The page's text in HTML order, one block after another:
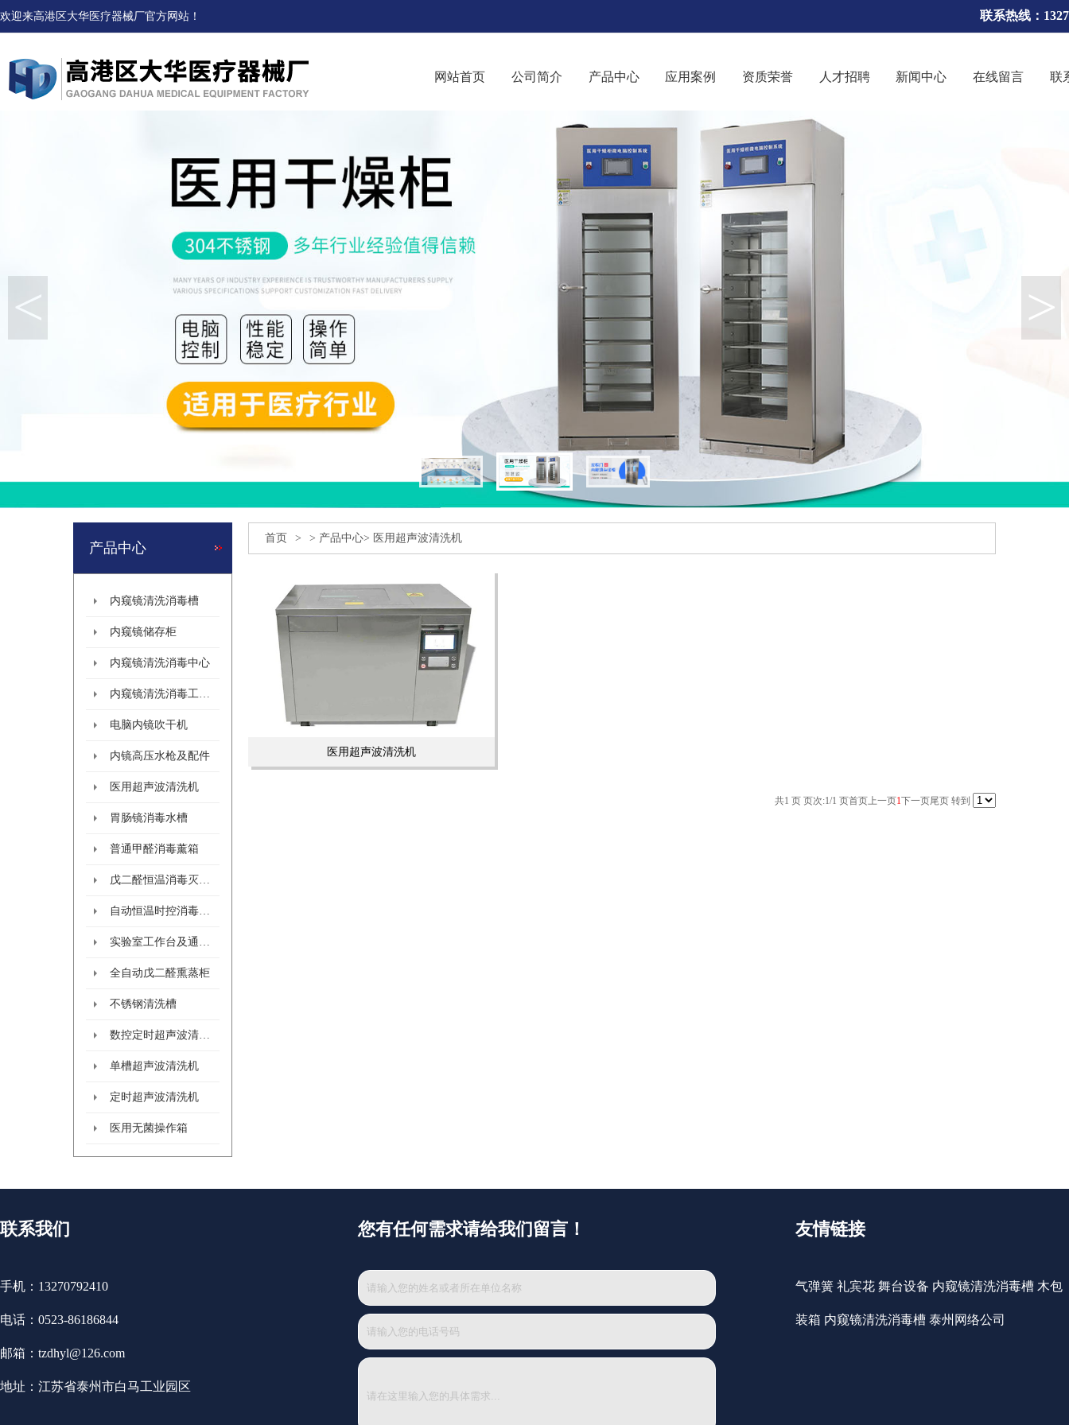
欢迎来高港区大华医疗器械厂官方网站！ 联系热线：
网站首页 公司简介 产品中心 应用案例 资质荣誉 人才招聘 新闻中心 在线留言 联
< >
产品中心
内窥镜清洗消毒槽
内窥镜储存柜
内窥镜清洗消毒中心
内窥镜清洗消毒工作站
电脑内镜吹干机
内镜高压水枪及配件
医用超声波清洗机
胃肠镜消毒水槽
普通甲醛消毒薰箱
戊二醛恒温消毒灭菌柜
自动恒温时控消毒熏箱
实验室工作台及通风柜
全自动戊二醛熏蒸柜
不锈钢清洗槽
数控定时超声波清洗机系列
单槽超声波清洗机
定时超声波清洗机
医用无菌操作箱
首页 > > 产品中心> 医用超声波清洗机
医用超声波清洗机
共1 页 页次:1/1 页首页上一页1下一页尾页 转到
联系我们
手机： 13270792410
电话： 0523-86186844
邮箱： tzdhyl@126.com
地址：江苏省泰州市白马工业园区
您有任何需求请给我们留言！ 友情链接
气弹簧 礼宾花 舞台设备 内窥镜清洗消毒槽 木包
装箱 内窥镜清洗消毒槽 泰州网络公司